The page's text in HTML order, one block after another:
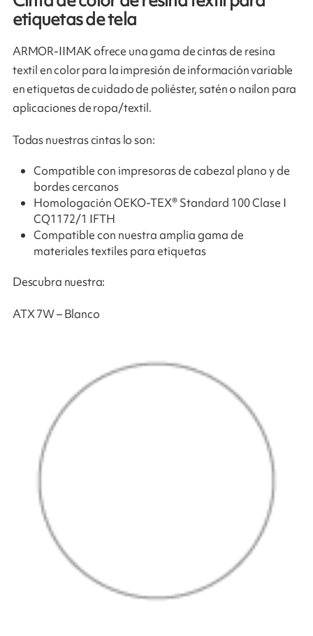
etiquetas de tela
ARMOR-IIMAK ofrece una gama de cintas de resina
textil en color para la impresión de información variable
en etiquetas de cuidado de poliéster, satén o nailon para
aplicaciones de ropa/textil.
Todas nuestras cintas lo son:
Compatible con impresoras de cabezal plano y de
bordes cercanos
Homologación OEKO-TEX® Standard 100 Clase I
CQ1172/1 IFTH
Compatible con nuestra amplia gama de
materiales textiles para etiquetas
Descubra nuestra:
ATX 7W – Blanco